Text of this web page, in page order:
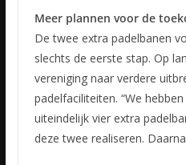
Meer plannen voor de
De twee extra padelbanen
slechts de eerste stap. Op
vereniging naar verdere
padelfaciliteiten. “We
uiteindelijk vier extra
deze twee realiseren.